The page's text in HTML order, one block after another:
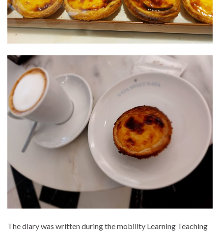
The diary was written during the mobility Learning Teaching